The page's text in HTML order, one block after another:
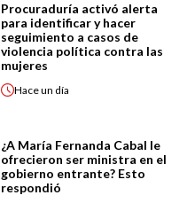
Procuraduría activó alerta
para identificar y hacer
seguimiento a casos de
violencia política contra las
mujeres
Haceun día
¿A María Fernanda Cabal le
ofrecieron ser ministra en el
gobierno entrante? Esto
respondió